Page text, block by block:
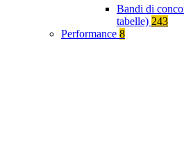
Bandi di
tabelle) 243
Performance 8